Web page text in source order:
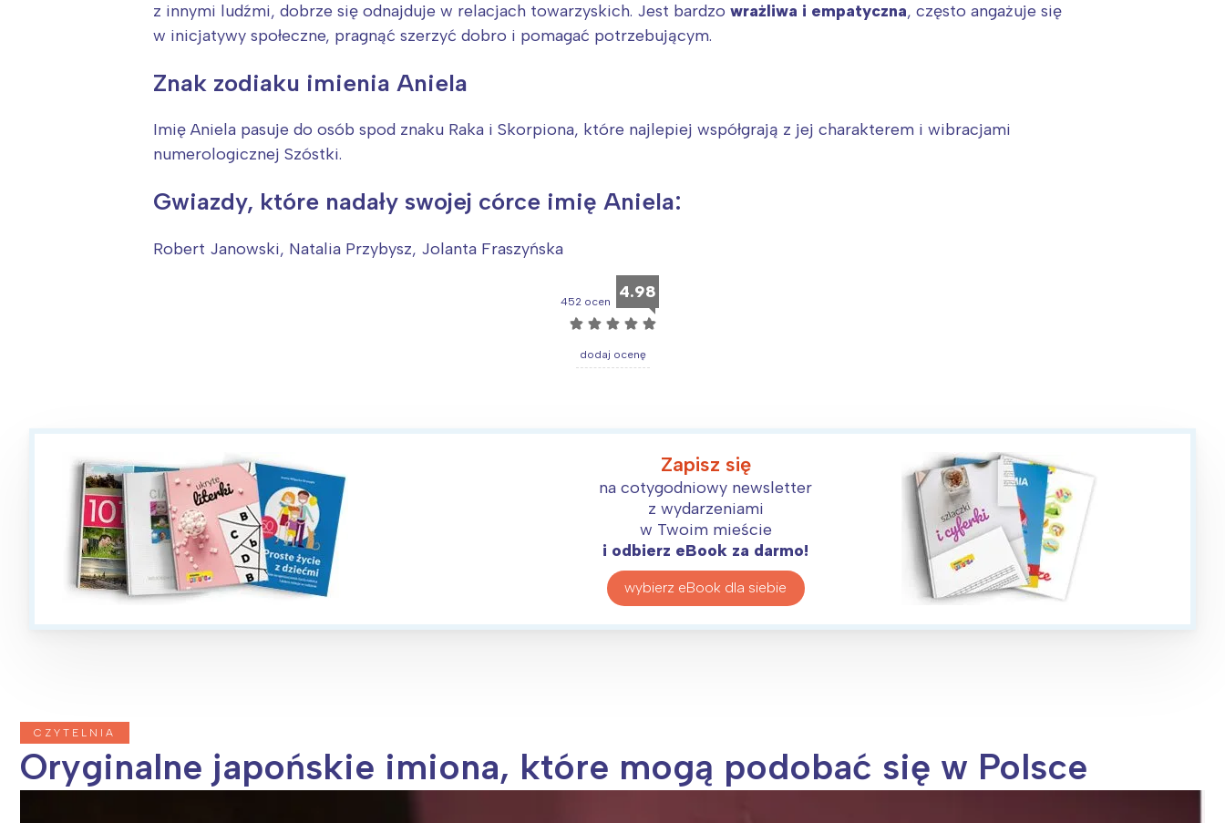
z innymi ludźmi, dobrze się odnajduje w relacjach towarzyskich. Jest bardzo wrażliwa i empatyczna, często angażuje się
w inicjatywy społeczne, pragnąć szerzyć dobro i pomagać potrzebującym.
Znak zodiaku imienia Aniela
Imię Aniela pasuje do osób spod znaku Raka i Skorpiona, które najlepiej współgrają z jej charakterem i wibracjami
numerologicznej Szóstki.
Gwiazdy, które nadały swojej córce imię Aniela:
Robert Janowski, Natalia Przybysz, Jolanta Fraszyńska
452 ocen 4.98
☆ ☆ ☆ ☆ ☆
dodaj ocenę
Zapisz się
na cotygodniowy newsletter
z wydarzeniami
w Twoim mieście
i odbierz eBook za darmo!
wybierz eBook dla siebie
CZYTELNIA
Oryginalne japońskie imiona, które mogą podobać się w Polsce
Warszawa
Trójmiasto
Wrocław
Śląsk
Kraków
Wszystkie